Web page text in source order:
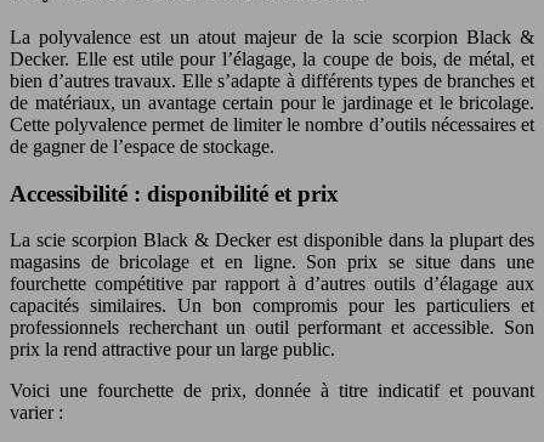
La polyvalence est un atout majeur de la scie scorpion Black &
Decker. Elle est utile pour l’élagage, la coupe de bois, de métal, et
bien d’autres travaux. Elle s’adapte à différents types de branches et
de matériaux, un avantage certain pour le jardinage et le bricolage.
Cette polyvalence permet de limiter le nombre d’outils nécessaires et
de gagner de l’espace de stockage.
Accessibilité : disponibilité et prix
La scie scorpion Black & Decker est disponible dans la plupart des
magasins de bricolage et en ligne. Son prix se situe dans une
fourchette compétitive par rapport à d’autres outils d’élagage aux
capacités similaires. Un bon compromis pour les particuliers et
professionnels recherchant un outil performant et accessible. Son
prix la rend attractive pour un large public.
Voici une fourchette de prix, donnée à titre indicatif et pouvant
varier :